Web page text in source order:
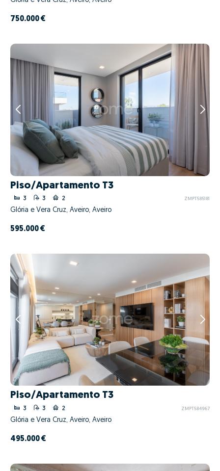
750.000 €
Piso/Apartamento T3
3 3 2 ZMPT585181
Glória e Vera Cruz, Aveiro, Aveiro
595.000 €
Piso/Apartamento T3
3 3 2 ZMPT584967
Glória e Vera Cruz, Aveiro, Aveiro
495.000 €